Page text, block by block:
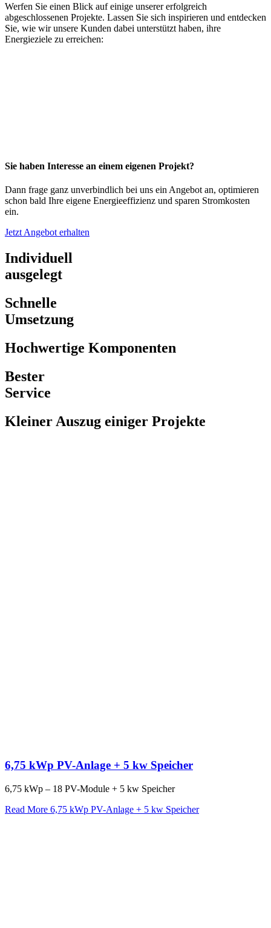
Werfen Sie einen Blick auf einige unserer erfolgreich
abgeschlossenen Projekte. Lassen Sie sich inspirieren und entdecken
Sie, wie wir unsere Kunden dabei unterstützt haben, ihre
Energieziele zu erreichen:
Sie haben Interesse an einem eigenen Projekt?
Dann frage ganz unverbindlich bei uns ein Angebot an, optimieren
schon bald Ihre eigene Energieeffizienz und sparen Stromkosten
ein.
Jetzt Angebot erhalten
Individuell
ausgelegt
Schnelle
Umsetzung
Hochwertige Komponenten
Bester
Service
Kleiner Auszug einiger Projekte
6,75 kWp PV-Anlage + 5 kw Speicher
6,75 kWp – 18 PV-Module + 5 kw Speicher
Read More 6,75 kWp PV-Anlage + 5 kw Speicher